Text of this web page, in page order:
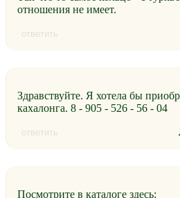
отношения не имеет.
ответить
Здравствуйте. Я хотела бы
кахалонга. 8 - 905 - 526 - 56 - 04
ответить
Посмотрите в каталоге здесь: